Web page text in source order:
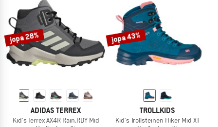
jopa 28%
ADIDAS TERREX
Kid's Terrex AX4R Rain.RDY Mid
jopa 43%
TROLLKIDS
Kid's Trollsteinen Hiker Mid XT